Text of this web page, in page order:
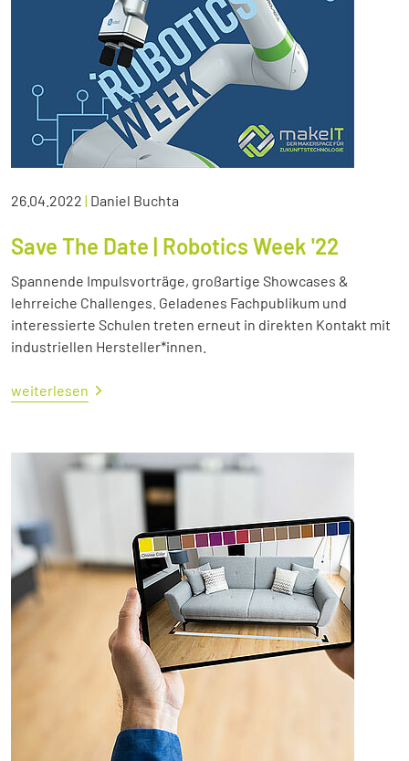
26.04.2022 | Daniel Buchta
Save The Date | Robotics Week '22
Spannende Impulsvorträge, großartige Showcases &
lehrreiche Challenges. Geladenes Fachpublikum und
interessierte Schulen treten erneut in direkten Kontakt mit
industriellen Hersteller*innen.
weiterlesen